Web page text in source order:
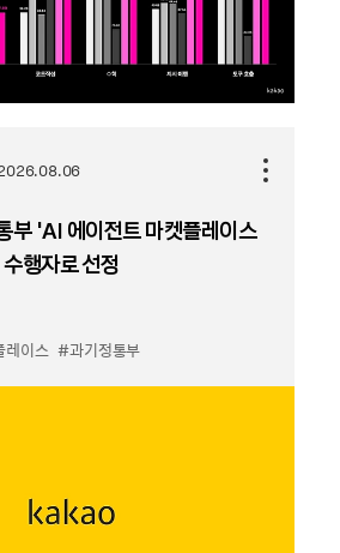
부 ‘AI 에이전트 마켓플레이스
행자로 선정
이스 #과기정통부